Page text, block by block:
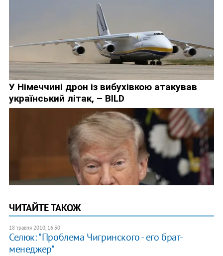
ЧИТАЙТЕ ТАКОЖ
18 травня 2010, 16:30
Селюк: "Проблема Чигринского - его брат-
менеджер"